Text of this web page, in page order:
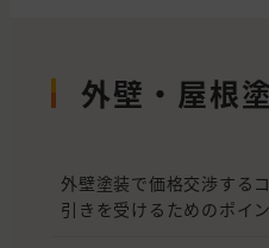
外壁・屋根
外壁塗装で価格交渉する
引きを受けるためのポイ